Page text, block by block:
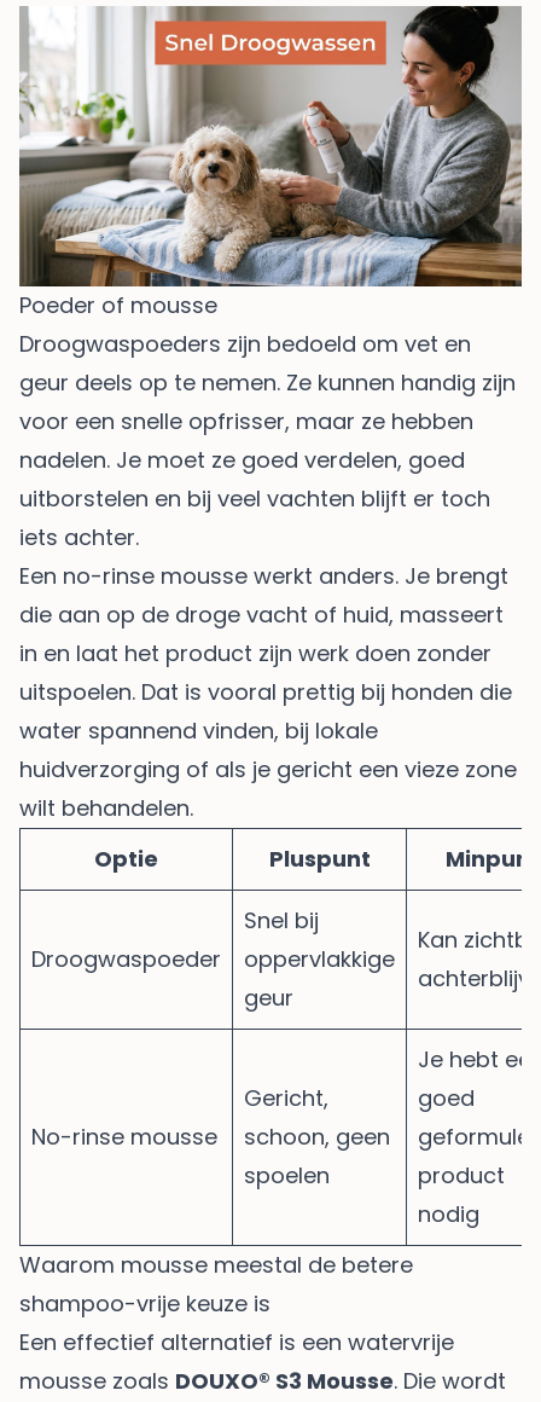
Poeder of mousse
Droogwaspoeders zijn bedoeld om vet en
geur deels op te nemen. Ze kunnen handig zijn
voor een snelle opfrisser, maar ze hebben
nadelen. Je moet ze goed verdelen, goed
uitborstelen en bij veel vachten blijft er toch
iets achter.
Een no-rinse mousse werkt anders. Je brengt
die aan op de droge vacht of huid, masseert
in en laat het product zijn werk doen zonder
uitspoelen. Dat is vooral prettig bij honden die
water spannend vinden, bij lokale
huidverzorging of als je gericht een vieze zone
wilt behandelen.
Optie
Pluspunt Minpunt
Droogwaspoeder
Snel bij
oppervlakkige
geur
Kan
No-rinse mousse
Gericht,
schoon, geen
spoelen
Je hebt
goed
product
nodig
Waarom mousse meestal de betere
shampoo-vrije keuze is
Een effectief alternatief is een watervrije
mousse zoals DOUXO® S3 Mousse. Die wordt